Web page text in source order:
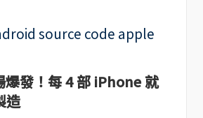
爆發！每 4 部 iPhone 就
造